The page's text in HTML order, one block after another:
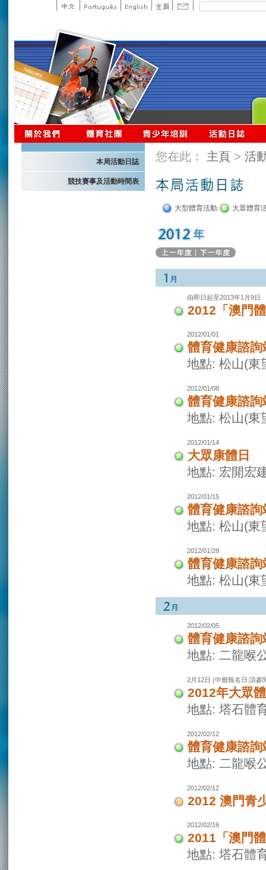
本局活動日誌
競技賽事及活動時間表
您在此： 主頁 > 活
大型體育活動 大眾體育
由即日起至2013年1月9日
2012「澳門
2012/01/01
體育健康諮詢
地點: 松山(東
2012/01/08
體育健康諮詢
地點: 松山(東
2012/01/14
大眾康體日
地點: 宏開宏
2012/01/15
體育健康諮詢
地點: 松山(東
2012/01/29
體育健康諮詢
地點: 松山(東
2012/02/05
體育健康諮詢
地點: 二龍喉
2月12日 (中籤報名日:請參
2012年大眾
地點: 塔石體
2012/02/12
體育健康諮詢
地點: 二龍喉
2012/02/12
2012 澳門青
2012/02/16
2011「澳門
地點: 塔石體